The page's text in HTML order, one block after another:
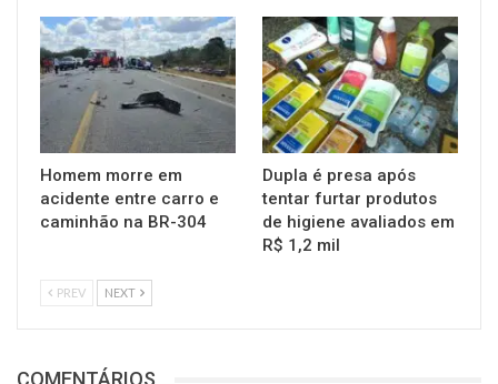
Homem morre em
acidente entre carro e
caminhão na BR-304
Dupla é presa após
tentar furtar produtos
de higiene avaliados em
R$ 1,2 mil
PREV NEXT